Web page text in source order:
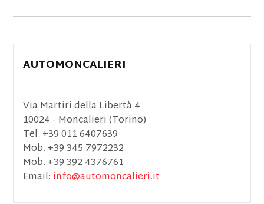
AUTOMONCALIERI
Via Martiri della Libertà 4
10024 - Moncalieri (Torino)
Tel. +39 011 6407639
Mob. +39 345 7972232
Mob. +39 392 4376761
Email: info@automoncalieri.it